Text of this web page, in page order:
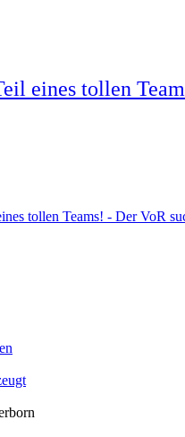
eines tollen
tollen Teams! - Der VoR